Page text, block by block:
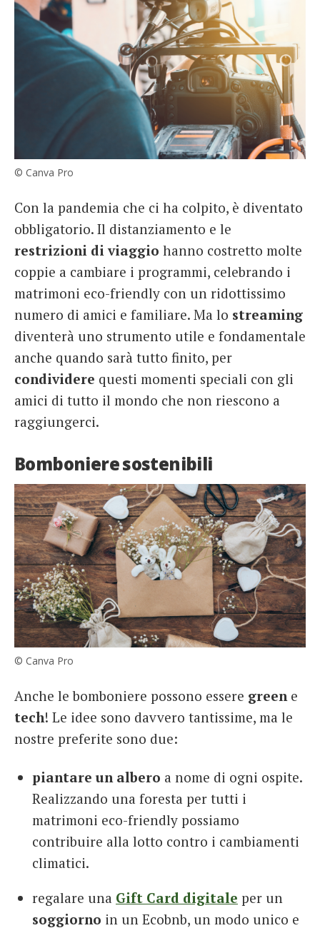
© Canva Pro
Con la pandemia che ci ha colpito, è diventato
obbligatorio. Il distanziamento e le
restrizioni di viaggio hanno costretto molte
coppie a cambiare i programmi, celebrando i
matrimoni eco-friendly con un ridottissimo
numero di amici e familiare. Ma lo streaming
diventerà uno strumento utile e fondamentale
anche quando sarà tutto finito, per
condividere questi momenti speciali con gli
amici di tutto il mondo che non riescono a
raggiungerci.
Bomboniere sostenibili
© Canva Pro
Anche le bomboniere possono essere greene
tech! Le idee sono davvero tantissime, ma le
nostre preferite sono due:
piantare un albero a nome di ogni ospite.
Realizzando una foresta per tutti i
matrimoni eco-friendly possiamo
contribuire alla lotto contro i cambiamenti
climatici.
regalare una Gift Card digitale per un
soggiorno in un Ecobnb, un modo unico e